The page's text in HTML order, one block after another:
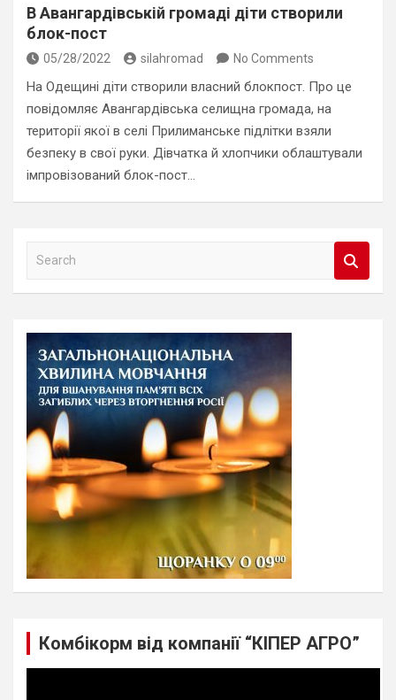
В Авангардівській громаді діти створили
блок-пост
05/28/2022 silahromad No Comments
На Одещині діти створили власний блокпост. Про це
повідомляє Авангардівська селищна громада, на
території якої в селі Прилиманське підлітки взяли
безпеку в свої руки. Дівчатка й хлопчики облаштували
імпровізований блок-пост…
a
Комбікорм від компанії “КІПЕР АГРО”